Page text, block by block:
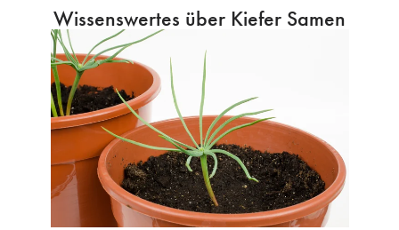
Wissenswertes über Kiefer Samen